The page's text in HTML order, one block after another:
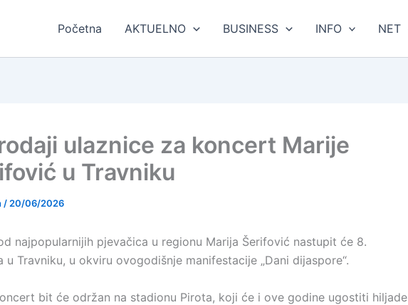
Početna AKTUELNO BUSINESS INFO NET
ulaznice za koncert Marije
u Travniku
/ 20/06/2026
najpopularnijih pjevačica u regionu Marija Šerifović nastupit će 8.
u Travniku, u okviru ovogodišnje manifestacije „Dani dijaspore“.
bit će održan na stadionu Pirota, koji će i ove godine ugostiti hiljade